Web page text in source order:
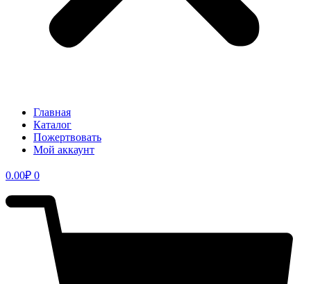
Главная
Каталог
Пожертвовать
Мой аккаунт
0.00₽ 0